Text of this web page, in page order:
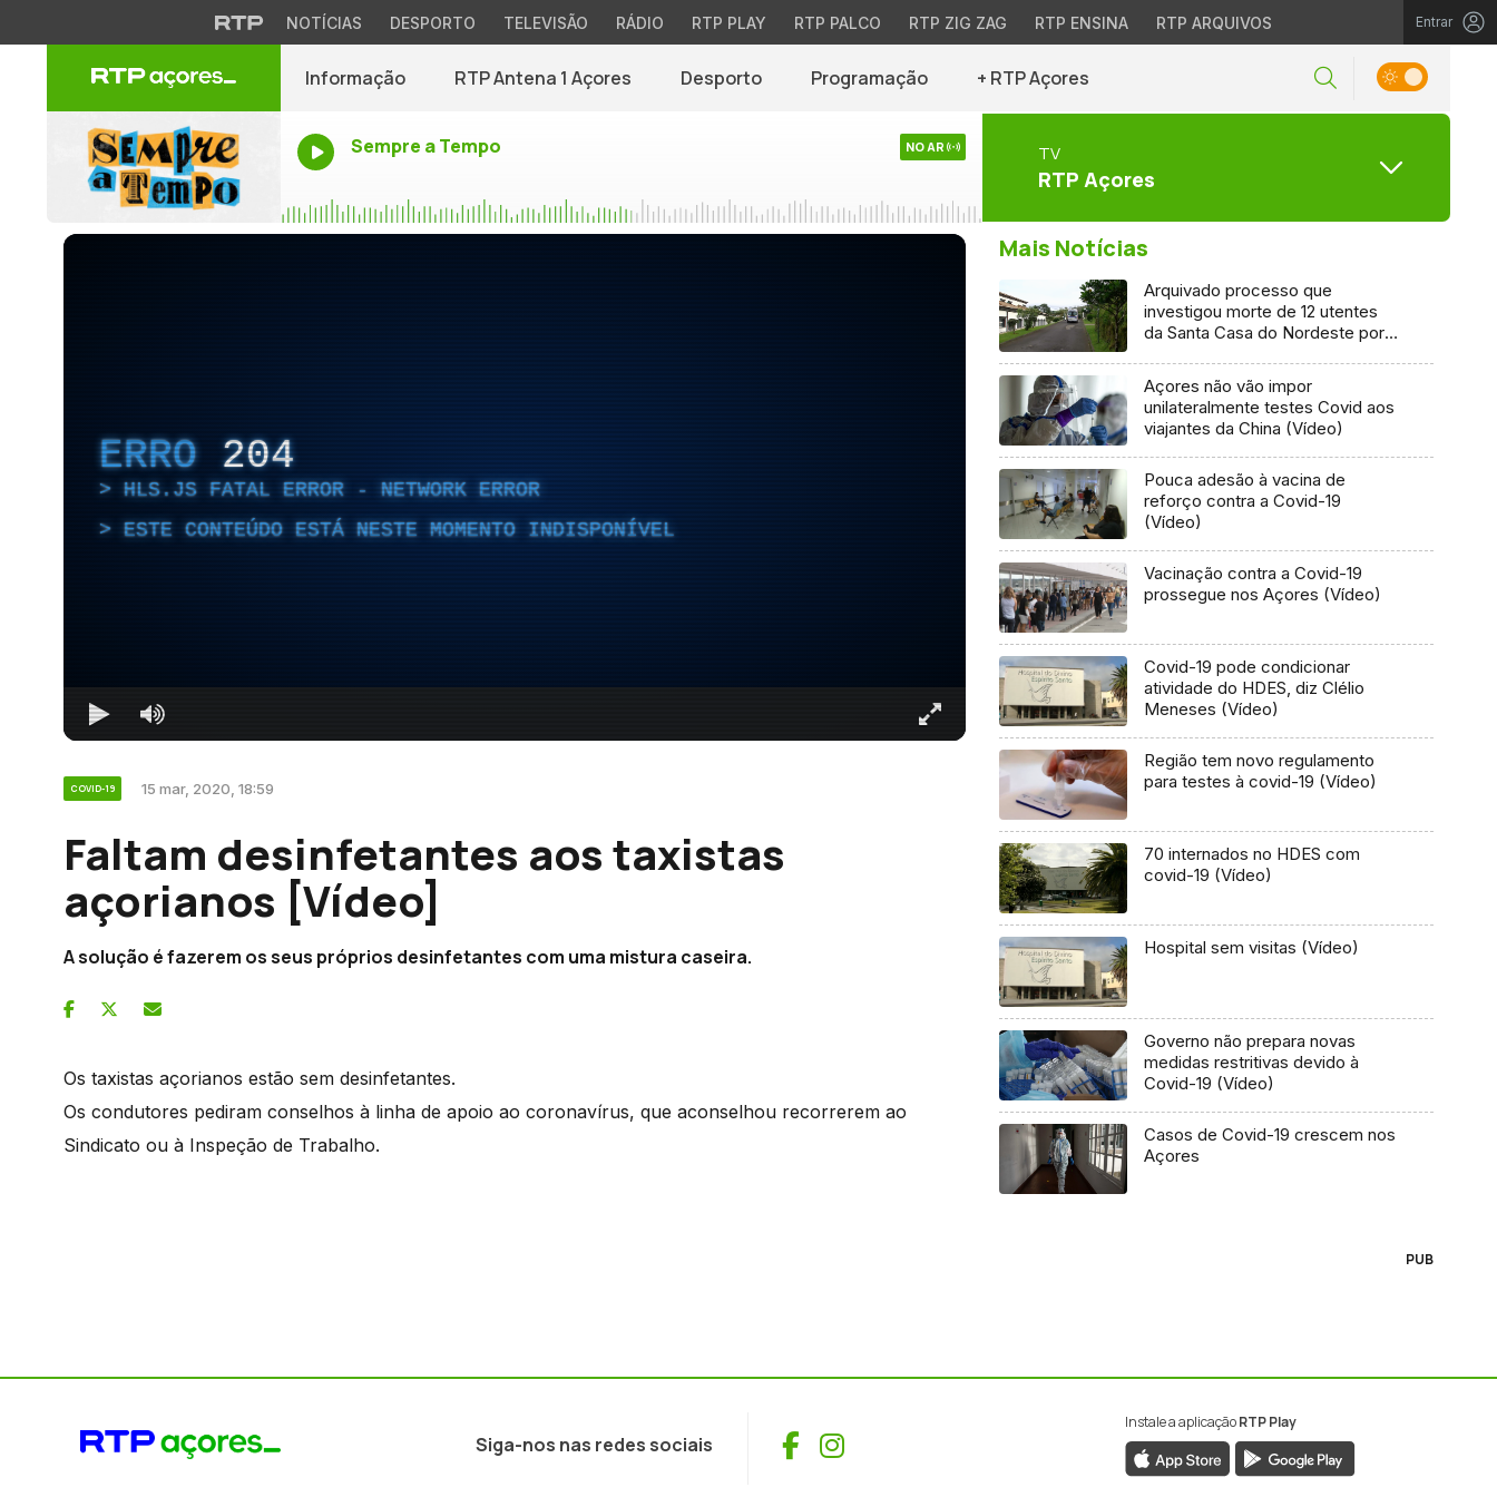
NOTÍCIAS DESPORTO TELEVISÃO RÁDIO RTP PLAY RTP PALCO RTP ZIG ZAG RTP ENSINA RTP ARQUIVOS Entrar
Informação RTP Antena 1 Açores Desporto Programação + RTP Açores
Sempre a Tempo NO AR TV
RTP Açores
ERRO 204
HLS.JS FATAL ERROR - NETWORK ERROR
ESTE CONTEÚDO ESTÁ NESTE MOMENTO INDISPONÍVEL
COVID-19 15 mar, 2020, 18:59
Faltam desinfetantes aos taxistas
açorianos [Vídeo]
A solução é fazerem os seus próprios desinfetantes com uma mistura caseira.
Os taxistas açorianos estão sem desinfetantes.
Os condutores pediram conselhos à linha de apoio ao coronavírus, que aconselhou recorrerem ao
Sindicato ou à Inspeção de Trabalho.
Mais Notícias
Arquivado processo que
investigou morte de 12 utentes
da Santa Casa do Nordeste por
Açores não vão impor
unilateralmente testes Covid aos
viajantes da China (Vídeo)
Pouca adesão à vacina de
reforço contra a Covid-19
(Vídeo)
Vacinação contra a Covid-19
prossegue nos Açores (Vídeo)
Covid-19 pode condicionar
atividade do HDES, diz Clélio
Meneses (Vídeo)
Região tem novo regulamento
para testes à covid-19 (Vídeo)
70 internados no HDES com
covid-19 (Vídeo)
Hospital sem visitas (Vídeo)
Governo não prepara novas
medidas restritivas devido à
Covid-19 (Vídeo)
Casos de Covid-19 crescem nos
Açores
PUB
Siga-nos nas redes sociais Facebook
Instagram
Instale a aplicaçãoRTP Play